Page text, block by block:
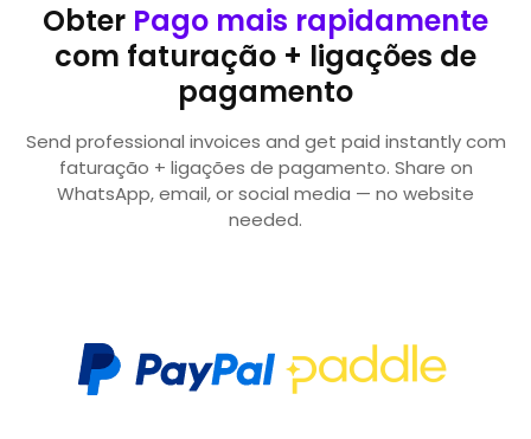
Obter Pago mais rapidamente
com faturação + ligações de
pagamento
Send professional invoices and get paid instantly com
faturação + ligações de pagamento. Share on
WhatsApp, email, or social media — no website
needed.